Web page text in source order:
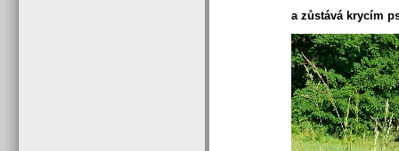
a zůstává krycím psem